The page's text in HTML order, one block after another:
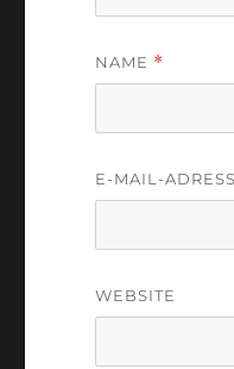
NAME *
E-MAIL-
WEBSITE